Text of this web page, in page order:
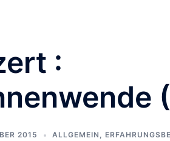
:
2015 ALLGEMEIN ,